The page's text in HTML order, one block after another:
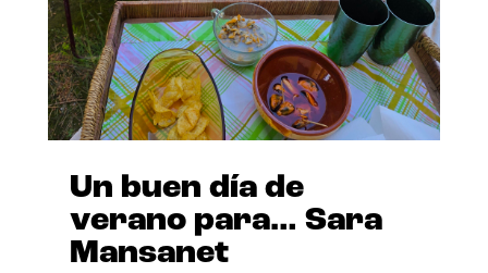
Un buen día de
verano para… Sara
Mansanet